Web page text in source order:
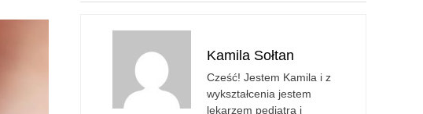
Kamila Sołtan
Cześć! Jestem Kamila i z
wykształcenia jestem
lekarzem pediatrą i